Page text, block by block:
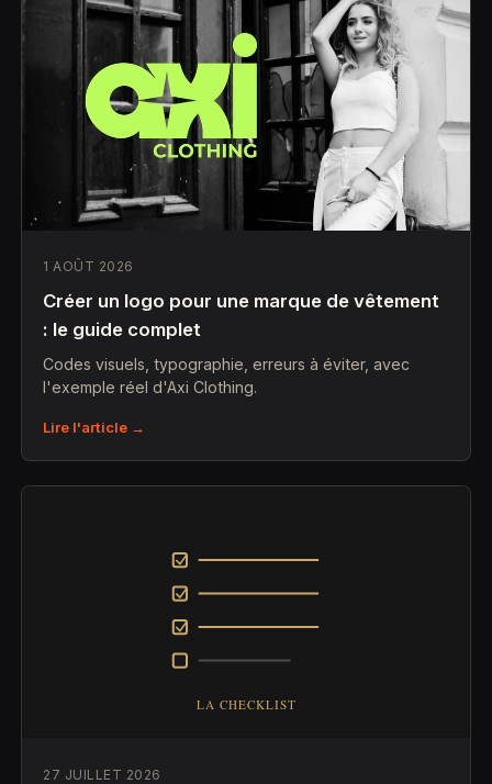
1 AOÛT 2026
Créer un logo pour une marque de vêtement
: le guide complet
Codes visuels, typographie, erreurs à éviter, avec
l'exemple réel d'Axi Clothing.
Lire l'article →
27 JUILLET 2026